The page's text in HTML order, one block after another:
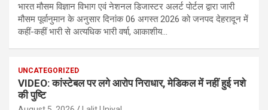
भारत मौसम विज्ञान विभाग एवं नेशनल डिजास्टर अलर्ट पोर्टल द्वारा जारी
मौसम पूर्वानुमान के अनुसार दिनांक 06 अगस्त 2026 को जनपद देहरादून में
कहीं-कहीं भारी से अत्यधिक भारी वर्षा, आकाशीय…
UNCATEGORIZED
VIDEO: कांस्टेबल पर लगे आरोप निराधार, मेडिकल में नहीं हुई नशे
की पुष्टि